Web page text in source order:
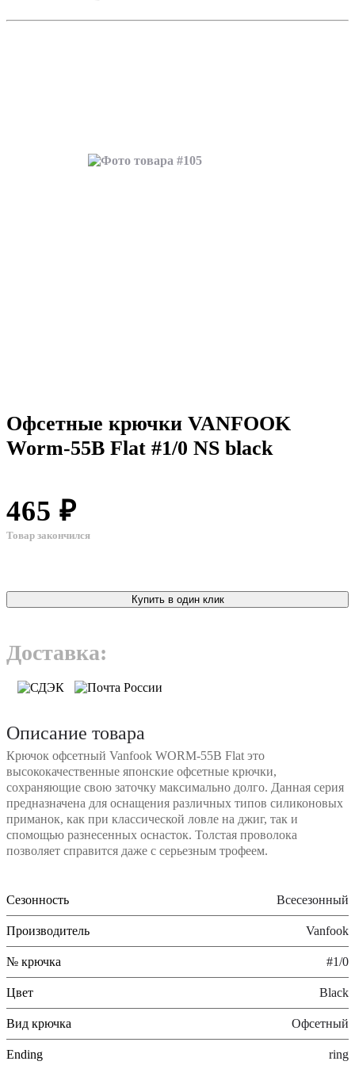
Офсетные крючки VANFOOK
Worm-55B Flat #1/0 NS black
465 ₽
Товар закончился
Купить в один клик
Доставка:
Описание товара
Крючок офсетный Vanfook WORM-55B Flat это
высококачественные японские офсетные крючки,
сохраняющие свою заточку максимально долго. Данная серия
предназначена для оснащения различных типов силиконовых
приманок, как при классической ловле на джиг, так и
спомощью разнесенных оснасток. Толстая проволока
позволяет справится даже с серьезным трофеем.
Сезонность Всесезонный
Производитель Vanfook
№ крючка #1/0
Цвет Black
Вид крючка Офсетный
Ending ring